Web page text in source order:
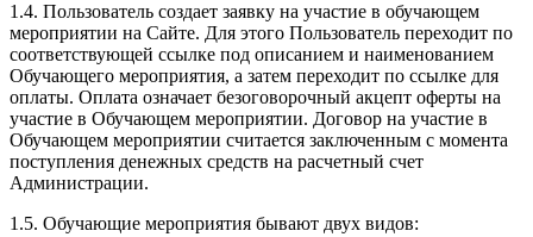
1.4. Пользователь создает заявку на участие в обучающем
мероприятии на Сайте. Для этого Пользователь переходит по
соответствующей ссылке под описанием и наименованием
Обучающего мероприятия, а затем переходит по ссылке для
оплаты. Оплата означает безоговорочный акцепт оферты на
участие в Обучающем мероприятии. Договор на участие в
Обучающем мероприятии считается заключенным с момента
поступления денежных средств на расчетный счет
Администрации.
1.5. Обучающие мероприятия бывают двух видов: